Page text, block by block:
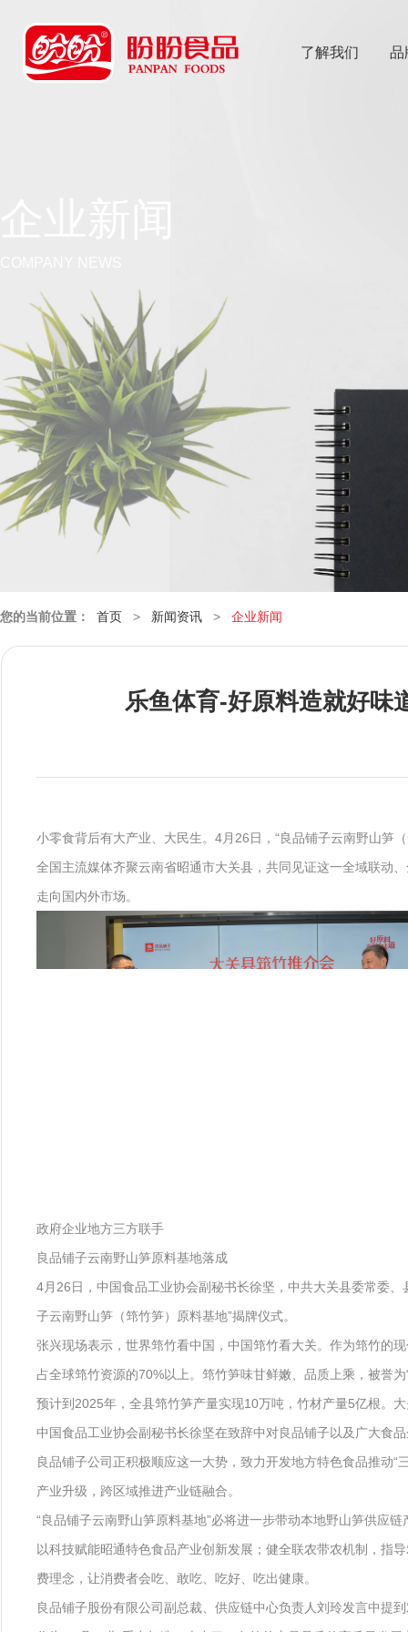
了解我们 品
您的当前位置： 首页 > 新闻资讯 > 企业新闻
乐鱼体育-好原料造就好味
小零食背后有大产业、大民生。4月26日，“良品铺子云南野山笋
全国主流媒体齐聚云南省昭通市大关县，共同见证这一全域联动
走向国内外市场。
政府企业地方三方联手
良品铺子云南野山笋原料基地落成
4月26日，中国食品工业协会副秘书长徐坚，中共大关县委常委
子云南野山笋（筇竹笋）原料基地”揭牌仪式。
张兴现场表示，世界筇竹看中国，中国筇竹看大关。作为筇竹的
占全球筇竹资源的70%以上。筇竹笋味甘鲜嫩、品质上乘，被誉为
预计到2025年，全县筇竹笋产量实现10万吨，竹材产量5亿根。
中国食品工业协会副秘书长徐坚在致辞中对良品铺子以及广大食
良品铺子公司正积极顺应这一大势，致力开发地方特色食品推动
产业升级，跨区域推进产业链融合。
“良品铺子云南野山笋原料基地”必将进一步带动本地野山笋供应
以科技赋能昭通特色食品产业创新发展；健全联农带农机制，指
费理念，让消费者会吃、敢吃、吃好、吃出健康。
良品铺子股份有限公司副总裁、供应链中心负责人刘玲发言中提